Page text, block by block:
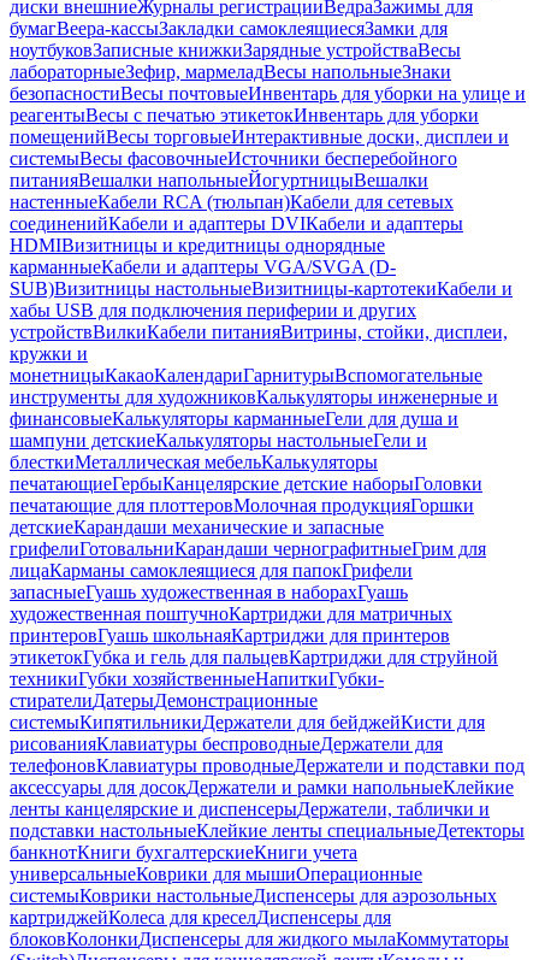
диски внешниеЖурналы регистрацииВедраЗажимы для
бумагВеера-кассыЗакладки самоклеящиесяЗамки для
ноутбуковЗаписные книжкиЗарядные устройстваВесы
лабораторныеЗефир, мармеладВесы напольныеЗнаки
безопасностиВесы почтовыеИнвентарь для уборки на улице и
реагентыВесы с печатью этикетокИнвентарь для уборки
помещенийВесы торговыеИнтерактивные доски, дисплеи и
системыВесы фасовочныеИсточники бесперебойного
питанияВешалки напольныеЙогуртницыВешалки
настенныеКабели RCA (тюльпан)Кабели для сетевых
соединенийКабели и адаптеры DVIКабели и адаптеры
HDMIВизитницы и кредитницы однорядные
карманныеКабели и адаптеры VGA/SVGA (D-
SUB)Визитницы настольныеВизитницы-картотекиКабели и
хабы USB для подключения периферии и других
устройствВилкиКабели питанияВитрины, стойки, дисплеи,
кружки и
монетницыКакаоКалендариГарнитурыВспомогательные
инструменты для художниковКалькуляторы инженерные и
финансовыеКалькуляторы карманныеГели для душа и
шампуни детскиеКалькуляторы настольныеГели и
блесткиМеталлическая мебельКалькуляторы
печатающиеГербыКанцелярские детские наборыГоловки
печатающие для плоттеровМолочная продукцияГоршки
детскиеКарандаши механические и запасные
грифелиГотовальниКарандаши чернографитныеГрим для
лицаКарманы самоклеящиеся для папокГрифели
запасныеГуашь художественная в наборахГуашь
художественная поштучноКартриджи для матричных
принтеровГуашь школьнаяКартриджи для принтеров
этикетокГубка и гель для пальцевКартриджи для струйной
техникиГубки хозяйственныеНапиткиГубки-
стирателиДатерыДемонстрационные
системыКипятильникиДержатели для бейджейКисти для
рисованияКлавиатуры беспроводныеДержатели для
телефоновКлавиатуры проводныеДержатели и подставки под
аксессуары для досокДержатели и рамки напольныеКлейкие
ленты канцелярские и диспенсерыДержатели, таблички и
подставки настольныеКлейкие ленты специальныеДетекторы
банкнотКниги бухгалтерскиеКниги учета
универсальныеКоврики для мышиОперационные
системыКоврики настольныеДиспенсеры для аэрозольных
картриджейКолеса для креселДиспенсеры для
блоковКолонкиДиспенсеры для жидкого мылаКоммутаторы